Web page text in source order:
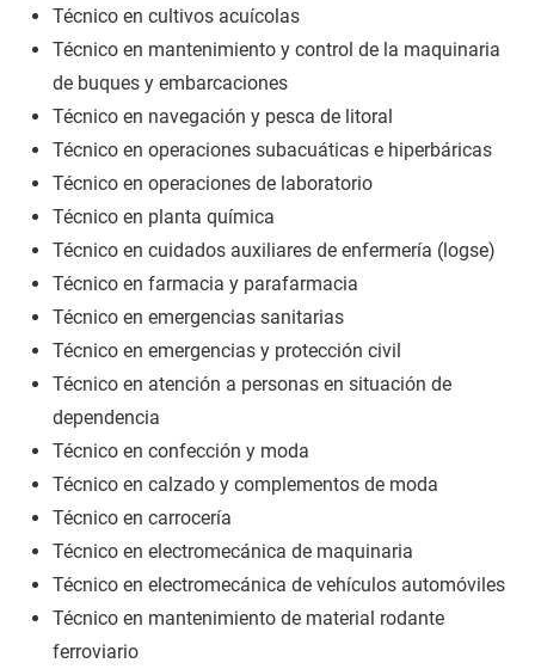
Técnico en cultivos acuícolas
Técnico en mantenimiento y control de la maquinaria
de buques y embarcaciones
Técnico en navegación y pesca de litoral
Técnico en operaciones subacuáticas e hiperbáricas
Técnico en operaciones de laboratorio
Técnico en planta química
Técnico en cuidados auxiliares de enfermería (logse)
Técnico en farmacia y parafarmacia
Técnico en emergencias sanitarias
Técnico en emergencias y protección civil
Técnico en atención a personas en situación de
dependencia
Técnico en confección y moda
Técnico en calzado y complementos de moda
Técnico en carrocería
Técnico en electromecánica de maquinaria
Técnico en electromecánica de vehículos automóviles
Técnico en mantenimiento de material rodante
ferroviario